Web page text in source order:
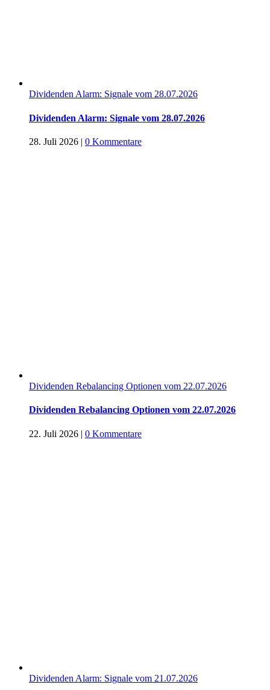
Dividenden Alarm: Signale vom 28.07.2026
Dividenden Alarm: Signale vom 28.07.2026
28. Juli 2026 | 0 Kommentare
Dividenden Rebalancing Optionen vom 22.07.2026
Dividenden Rebalancing Optionen vom 22.07.2026
22. Juli 2026 | 0 Kommentare
Dividenden Alarm: Signale vom 21.07.2026